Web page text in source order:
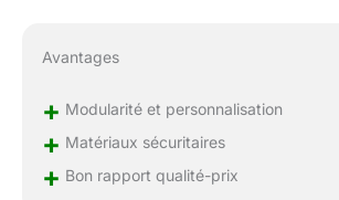
Avantages
+ Modularité et personnalisation
+ Matériaux sécuritaires
+ Bon rapport qualité-prix